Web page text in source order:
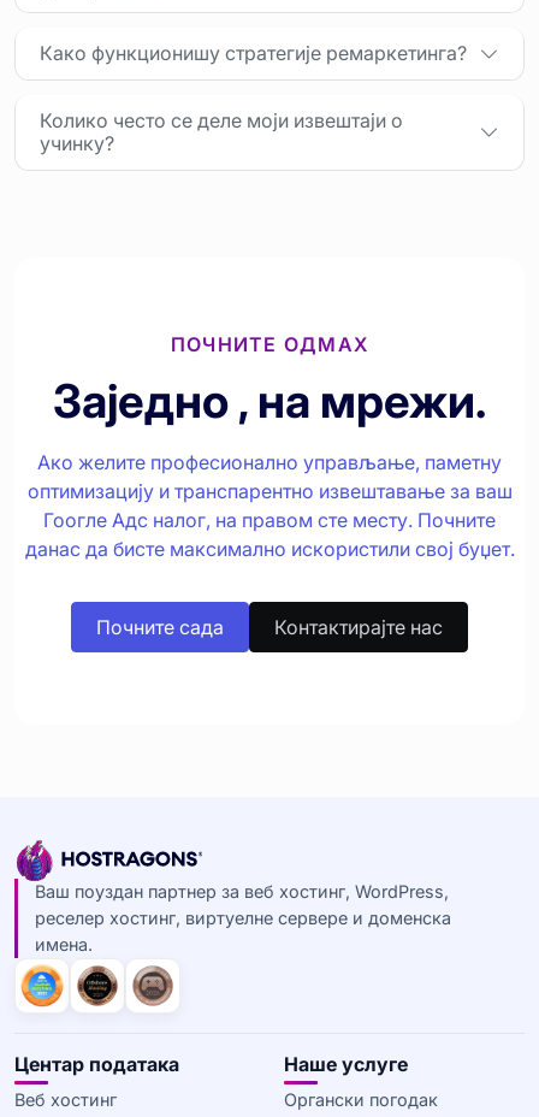
Како функционишу стратегије ремаркетинга?
Колико често се деле моји извештаји о
учинку?
ПОЧНИТЕ ОДМАХ
Заједно , на мрежи.
Ако желите професионално управљање, паметну
оптимизацију и транспарентно извештавање за ваш
Гоогле Адс налог, на правом сте месту. Почните
данас да бисте максимално искористили свој буџет.
Почните сада Контактирајте нас
Ваш поуздан партнер за веб хостинг, WordPress,
реселер хостинг, виртуелне сервере и доменска
имена.
Центар података
Веб хостинг
Наше услуге
Органски погодак